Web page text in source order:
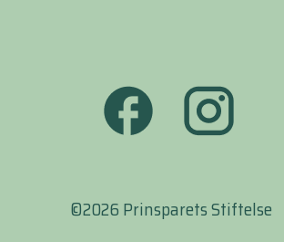
©2026 Prinsparets Stiftelse